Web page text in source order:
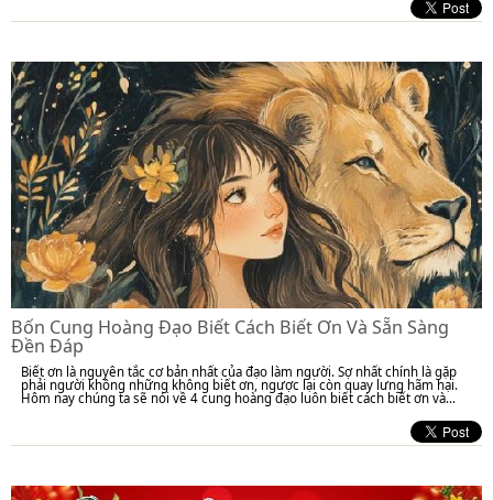
Bốn Cung Hoàng Đạo Biết Cách Biết Ơn Và Sẵn Sàng
Đền Đáp
Biết ơn là nguyên tắc cơ bản nhất của đạo làm người. Sợ nhất chính là gặp
phải người không những không biết ơn, ngược lại còn quay lưng hãm hại.
Hôm nay chúng ta sẽ nói về 4 cung hoàng đạo luôn biết cách biết ơn và...